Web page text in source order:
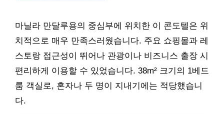
마닐라 만달루용의 중심부에 위치한 이 콘도텔은 위
치적으로 매우 만족스러웠습니다. 주요 쇼핑몰과 레
스토랑 접근성이 뛰어나 관광이나 비즈니스 출장 시
편리하게 이용할 수 있었습니다. 38m² 크기의 1베드
룸 객실로, 혼자나 두 명이 지내기에는 적당했습니
다.